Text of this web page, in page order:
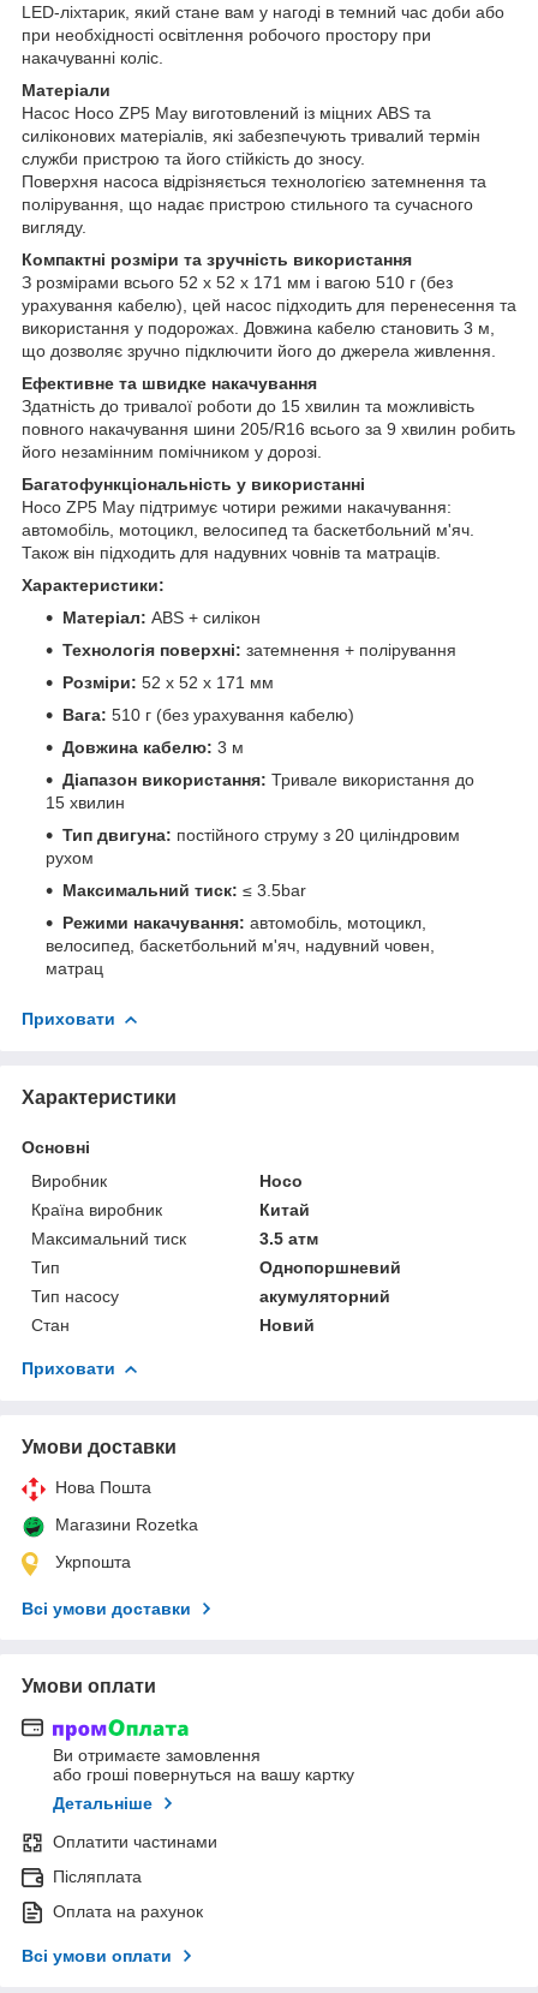
LED-ліхтарик, який стане вам у нагоді в темний час доби або
при необхідності освітлення робочого простору при
накачуванні коліс.
Матеріали
Насос Hoco ZP5 May виготовлений із міцних ABS та
силіконових матеріалів, які забезпечують тривалий термін
служби пристрою та його стійкість до зносу.
Поверхня насоса відрізняється технологією затемнення та
полірування, що надає пристрою стильного та сучасного
вигляду.
Компактні розміри та зручність використання
З розмірами всього 52 x 52 x 171 мм і вагою 510 г (без
урахування кабелю), цей насос підходить для перенесення та
використання у подорожах. Довжина кабелю становить 3 м,
що дозволяє зручно підключити його до джерела живлення.
Ефективне та швидке накачування
Здатність до тривалої роботи до 15 хвилин та можливість
повного накачування шини 205/R16 всього за 9 хвилин робить
його незамінним помічником у дорозі.
Багатофункціональність у використанні
Hoco ZP5 May підтримує чотири режими накачування:
автомобіль, мотоцикл, велосипед та баскетбольний м'яч.
Також він підходить для надувних човнів та матраців.
Характеристики:
Матеріал: ABS + силікон
Технологія поверхні: затемнення + полірування
Розміри: 52 x 52 x 171 мм
Вага: 510 г (без урахування кабелю)
Довжина кабелю: 3 м
Діапазон використання: Тривале використання до
15 хвилин
Тип двигуна: постійного струму з 20 циліндровим
рухом
Максимальний тиск: ≤ 3.5bar
Режими накачування: автомобіль, мотоцикл,
велосипед, баскетбольний м'яч, надувний човен,
матрац
Приховати
Характеристики
Основні
Виробник
Hoco
Країна виробник
Китай
Максимальний тиск
3.5 атм
Тип
Однопоршневий
Тип насосу
акумуляторний
Стан
Новий
Приховати
Умови доставки
Нова Пошта
Магазини Rozetka
Укрпошта
Всі умови доставки
Умови оплати
Ви отримаєте замовлення
або гроші повернуться на вашу картку
Детальніше
Оплатити частинами
Післяплата
Оплата на рахунок
Всі умови оплати